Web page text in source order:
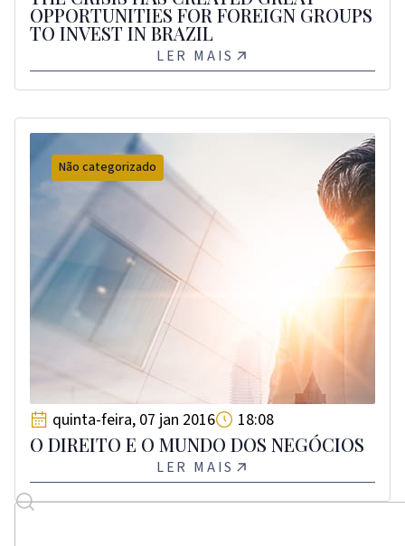
OPPORTUNITIES FOR FOREIGN GROUPS
TO INVEST IN BRAZIL
LER MAIS
Não categorizado
quinta-feira, 07 jan 2016 18:08
O DIREITO E O MUNDO DOS NEGÓCIOS
LER MAIS